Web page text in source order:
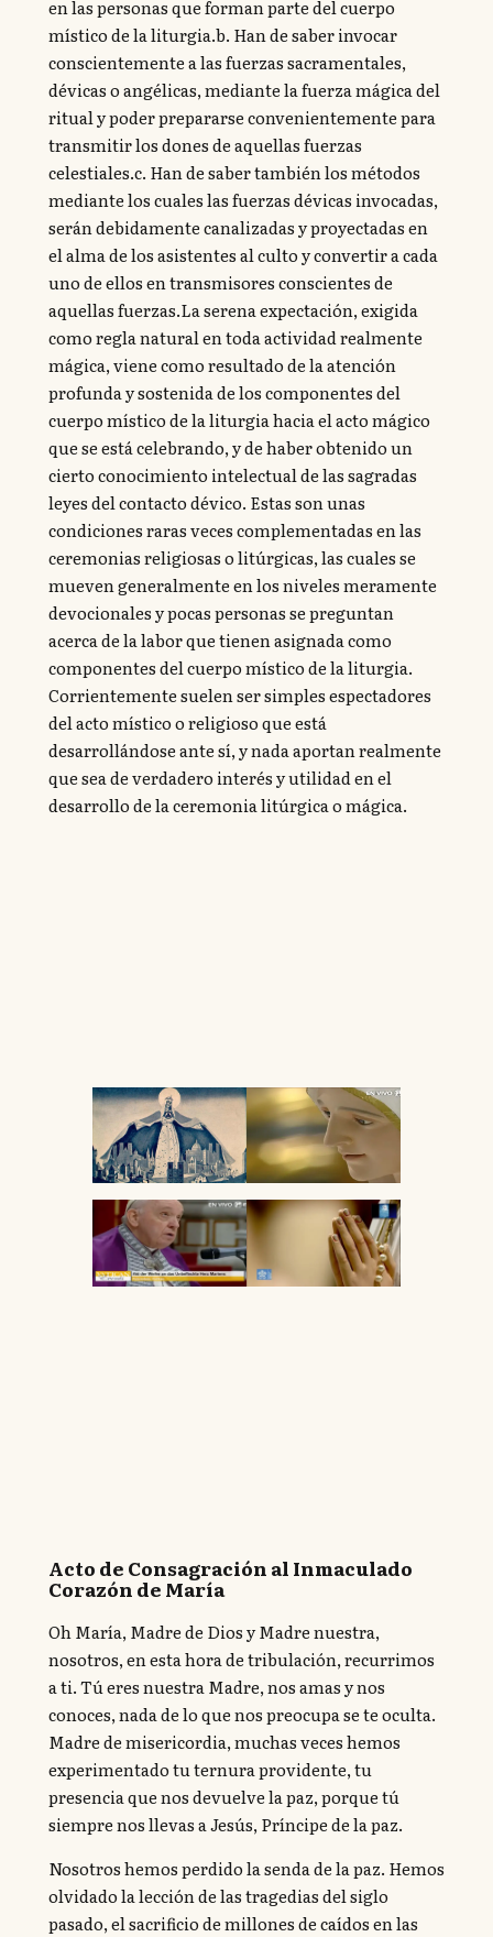
en las personas que forman parte del cuerpo
místico de la liturgia.b. Han de saber invocar
conscientemente a las fuerzas sacramentales,
dévicas o angélicas, mediante la fuerza mágica del
ritual y poder prepararse convenientemente para
transmitir los dones de aquellas fuerzas
celestiales.c. Han de saber también los métodos
mediante los cuales las fuerzas dévicas invocadas,
serán debidamente canalizadas y proyectadas en
el alma de los asistentes al culto y convertir a cada
uno de ellos en transmisores conscientes de
aquellas fuerzas.La serena expectación, exigida
como regla natural en toda actividad realmente
mágica, viene como resultado de la atención
profunda y sostenida de los componentes del
cuerpo místico de la liturgia hacia el acto mágico
que se está celebrando, y de haber obtenido un
cierto conocimiento intelectual de las sagradas
leyes del contacto dévico. Estas son unas
condiciones raras veces complementadas en las
ceremonias religiosas o litúrgicas, las cuales se
mueven generalmente en los niveles meramente
devocionales y pocas personas se preguntan
acerca de la labor que tienen asignada como
componentes del cuerpo místico de la liturgia.
Corrientemente suelen ser simples espectadores
del acto místico o religioso que está
desarrollándose ante sí, y nada aportan realmente
que sea de verdadero interés y utilidad en el
desarrollo de la ceremonia litúrgica o mágica.
Acto de Consagración al Inmaculado
Corazón de María
Oh María, Madre de Dios y Madre nuestra,
nosotros, en esta hora de tribulación, recurrimos
a ti. Tú eres nuestra Madre, nos amas y nos
conoces, nada de lo que nos preocupa se te oculta.
Madre de misericordia, muchas veces hemos
experimentado tu ternura providente, tu
presencia que nos devuelve la paz, porque tú
siempre nos llevas a Jesús, Príncipe de la paz.
Nosotros hemos perdido la senda de la paz. Hemos
olvidado la lección de las tragedias del siglo
pasado, el sacrificio de millones de caídos en las